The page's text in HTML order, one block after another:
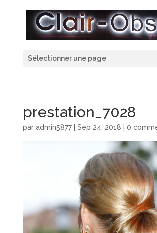
Sélectionner une page
prestation_7028
par admin5877| Sep 24, 2018 0